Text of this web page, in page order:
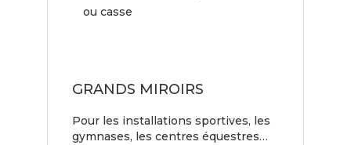
ou casse
GRANDS MIROIRS
Pour les installations sportives, les
gymnases, les centres équestres…